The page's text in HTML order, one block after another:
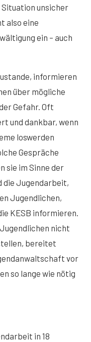
unsicher
also eine
ein – auch
informieren
über mögliche
Gefahr. Oft
und dankbar, wenn
loswerden
Gespräche
sie im Sinne der
die Jugendarbeit,
Jugendlichen,
KESB informieren.
nicht
bereitet
vor
so lange wie nötig
in 18